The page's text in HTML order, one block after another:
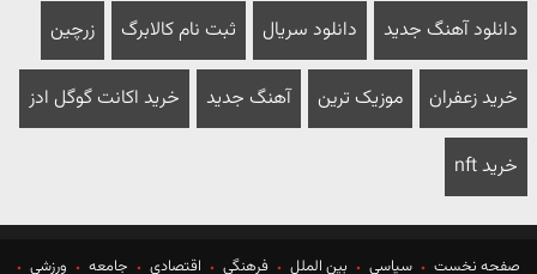
دانلود آهنگ جدید دانلود سریال ثبت نام کالابرگ زرچین
خرید زعفران موزیک ترین آهنگ جدید خرید اکانت گوگل ادز
خرید nft
صفحه نخست سیاسی بین الملل فرهنگی اقتصادی جامعه ورزشی